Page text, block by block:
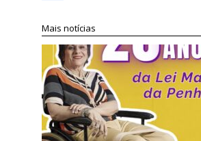
Mais notícias